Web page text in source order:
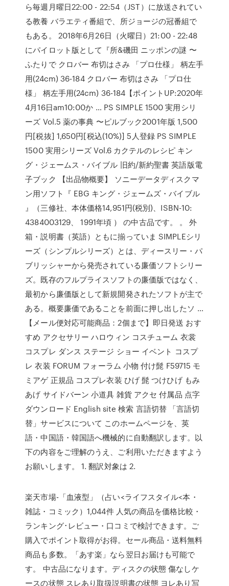
ら毎週月曜日22:00 - 22:54（JST）に放送されてい
る教養 バラエティ番組で、所ジョージの冠番組で
もある。 2018年6月26日（火曜日）21:00 - 22:48
にパイロット版として『所&磯田 ニッポンの謎 〜
ふたりで クロバー 布切はさみ 「プロ仕様」 柄左手
用(24cm) 36-184 クロバー 布切はさみ 「プロ仕
様」 柄左手用(24cm) 36-184【ポイントUP:2020年
4月16日am10:00か … PS SIMPLE 1500 実用シリ
ーズ Vol.5 薬の事典 〜ピルブック2001年版 1,500
円[税抜] 1,650円[税込(10%)] 5人登録 PS SIMPLE
1500 実用シリーズ Vol.6 カクテルのレシピ キン
グ・ジェームス・バイブル 旧約/新約聖書 英語版電
子ブック 【出品物概要】 ソニーデータディスクマ
ン用ソフト『 EBG キング・ジェームズ・バイブル
』（三修社、本体価格14,951円(税別)、ISBN-10:
4384003129、 1991年頃 ） の中古品です。 。 外
箱・説明書（英語）ともに揃っていま SIMPLEシリ
ーズ（シンプルシリーズ）とは、ディースリー・パ
ブリッシャーから発売されている廉価ソフトシリー
ズ。既存のフルプライスソフトの廉価版ではなく、
最初から廉価版として新規開発されたソフトが主で
ある。概要廉価であることを前面に押し出したソ …
【メール便対応可能商品：2個まで】即日発送 おす
すめ アクセサリー ハロウィン コスチューム 衣裳
コスプレ ダンス ステージ ショー イベント コスプ
レ 衣装 FORUM フォーラム 小物 付け髭 F59715 モ
ミアゲ 正規品 コスプレ衣装 ひげ 髭 つけひげ もみ
あげ サイドバーン 小道具 雑貨 アクセ 付属品 点字
ダウンロード English site 検索 言語切替 「言語切
替」サービスについて このホームページを、英
語・中国語・韓国語へ機械的に自動翻訳します。以
下の内容をご理解のうえ、ご利用いただきますよう
お願いします。 1. 翻訳対象は 2.
楽天市場-「血液型」（占い<ライフスタイル<本・
雑誌・コミック）1,044件 人気の商品を価格比較・
ランキング･レビュー・口コミで検討できます。ご
購入でポイント取得がお得。セール商品・送料無料
商品も多数。「あす楽」なら翌日お届けも可能で
す。 中古品になります。ディスクの状態 傷なしケ
ースの状態 スレあり取扱説明書の状態 ヨレあり写